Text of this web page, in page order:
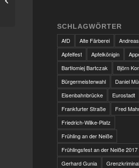
SCHLAGWÖRTER
AfD
Alte Färberei
Apfelfest
Apfelkönigin
Bartłomiej Bartczak
Björn
Bürgermeisterwahl
Daniel
Eisenbahnbrücke
Eurostadt
Frankfurter Straße
Fred
Friedrich-Wilke-Platz
Frühling an der Neiße
Frühlingsfest an der Neiße 2017
Gerhard Gunia